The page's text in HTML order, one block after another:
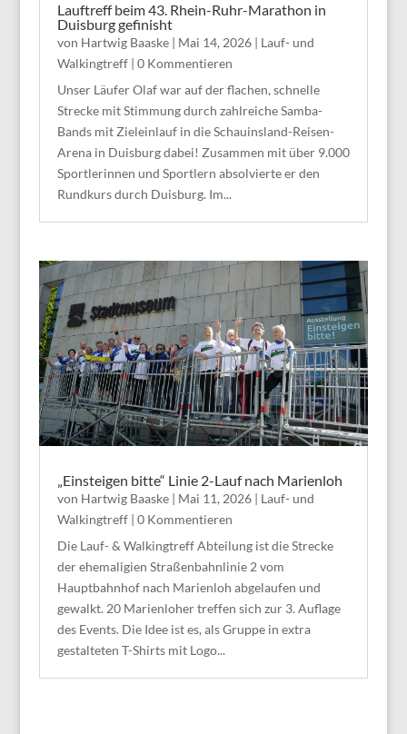
Lauftreff beim 43. Rhein-Ruhr-Marathon in
Duisburg gefinisht
von Hartwig Baaske| Mai 14, 2026| Lauf- und
Walkingtreff| 0 Kommentieren
Unser Läufer Olaf war auf der flachen, schnelle
Strecke mit Stimmung durch zahlreiche Samba-
Bands mit Zieleinlauf in die Schauinsland-Reisen-
Arena in Duisburg dabei! Zusammen mit über 9.000
Sportlerinnen und Sportlern absolvierte er den
Rundkurs durch Duisburg. Im...
„Einsteigen bitte“ Linie 2-Lauf nach Marienloh
von Hartwig Baaske| Mai 11, 2026| Lauf- und
Walkingtreff| 0 Kommentieren
Die Lauf- & Walkingtreff Abteilung ist die Strecke
der ehemaligien Straßenbahnlinie 2 vom
Hauptbahnhof nach Marienloh abgelaufen und
gewalkt. 20 Marienloher treffen sich zur 3. Auflage
des Events. Die Idee ist es, als Gruppe in extra
gestalteten T-Shirts mit Logo...